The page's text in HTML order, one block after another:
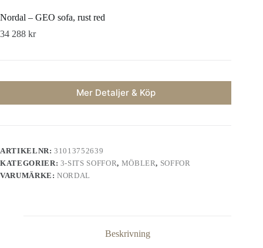
Nordal – GEO sofa, rust red
34 288 kr
Mer Detaljer & Köp
ARTIKELNR:31013752639
KATEGORIER: 3-SITS SOFFOR, MÖBLER, SOFFOR
VARUMÄRKE:NORDAL
Beskrivning